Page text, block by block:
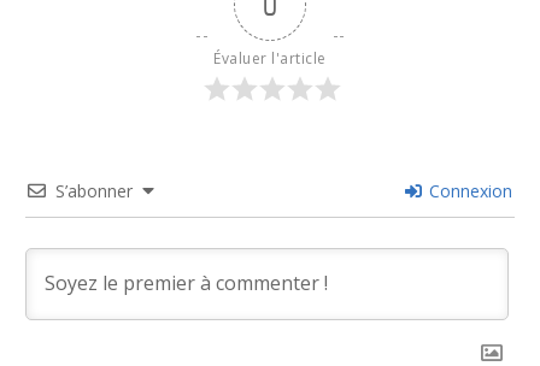
Évaluer l'article
S’abonner Connexion